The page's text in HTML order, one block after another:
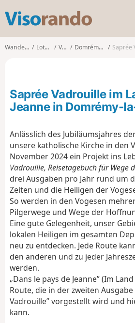
s
o
o
Wanderungen Lothringen Vosges Domrémy-la-Pucelle Saprée
Saprée Vadrouille im
Jeanne in Domrémy-
Anlässlich des Jubiläumsjahres
unsere katholische Kirche in den
November 2024 ein Projekt ins
Vadrouille, Reisetagebuch für Wege
drei Ausgaben pro Jahr rund um
Zeiten und die Heiligen der
So werden in den Vogesen
Pilgerwege und Wege der
Eine gute Gelegenheit, unser
lokalen Heiligen im gesamten
neu zu entdecken. Jede Route
den anderen und zu jeder
werden.
„Dans le pays de Jeanne” (Im
Route, die in der zweiten Ausgabe
Vadrouille” vorgestellt wird und
kann.